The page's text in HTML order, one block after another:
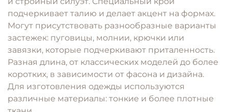
подчеркивает талию и делает акцент на формах.
Могут присутствовать разнообразные варианты
застежек: пуговицы, молнии, крючки или
завязки, которые подчеркивают приталенность.
Разная длина, от классических моделей до более
коротких, в зависимости от фасона и дизайна.
Для изготовления одежды используются
различные материалы: тонкие и более плотные